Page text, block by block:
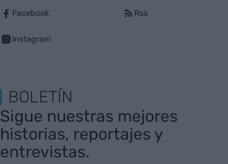
Facebook
Instagram
Rss
BOLETÍN
Sigue nuestras mejores
historias, reportajes y
entrevistas.